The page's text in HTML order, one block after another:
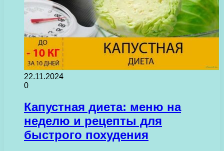
22.11.2024
0
Капустная диета: меню на
неделю и рецепты для
быстрого похудения